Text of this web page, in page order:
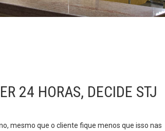
24 HORAS, DECIDE STJ
mesmo que o cliente fique menos que isso nas